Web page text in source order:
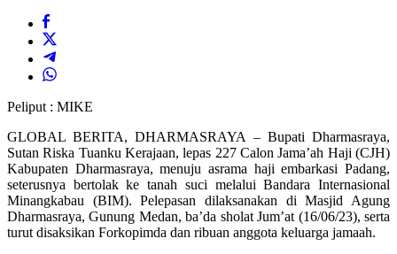
Peliput : MIKE
GLOBAL BERITA, DHARMASRAYA – Bupati Dharmasraya,
Sutan Riska Tuanku Kerajaan, lepas 227 Calon Jama’ah Haji (CJH)
Kabupaten Dharmasraya, menuju asrama haji embarkasi Padang,
seterusnya bertolak ke tanah suci melalui Bandara Internasional
Minangkabau (BIM). Pelepasan dilaksanakan di Masjid Agung
Dharmasraya, Gunung Medan, ba’da sholat Jum’at (16/06/23), serta
turut disaksikan Forkopimda dan ribuan anggota keluarga jamaah.